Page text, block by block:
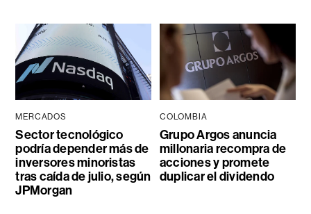
MERCADOS
Sector tecnológico
podría depender más de
inversores minoristas
tras caída de julio, según
JPMorgan
COLOMBIA
Grupo Argos anuncia
millonaria recompra de
acciones y promete
duplicar el dividendo